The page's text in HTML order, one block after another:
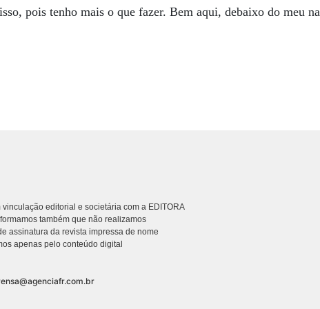
pois tenho mais o que fazer. Bem aqui, debaixo do meu
editorial e societária com a EDITORA
também que não realizamos
assinatura da revista impressa de nome
apenas pelo conteúdo digital